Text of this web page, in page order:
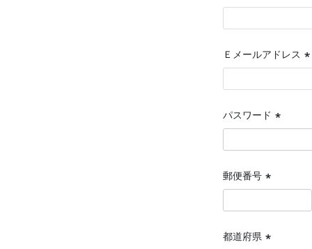
(
Ｅメールアドレス
(
パスワード
(必
須)
郵便番号
(必
須)
都道府県